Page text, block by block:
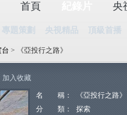
首頁
專題策劃 央視精品 頂級首播
央
台 > 《亞投行之路》
加入收藏
名 稱：
《亞投行之路》
分 類：
探索